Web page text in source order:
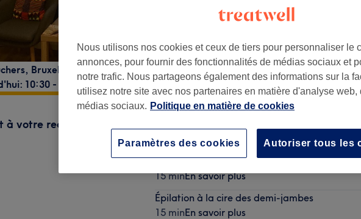
, Bruxelles Belgium, 1000
10:30 - 20:00
votre recherche
15 minEn savoir plus
Épilation à la cire des aisselles
15 minEn savoir plus
Épilation à la cire des demi-jambes
15 minEn savoir plus
Nous utilisons nos cookies et ceux de tiers pour personnaliser le
annonces, pour fournir des fonctionnalités de médias sociaux et
notre trafic. Nous partageons également des informations sur la
utilisez notre site avec nos partenaires en matière d'analyse web,
médias sociaux. Politique en matière de cookies
Autoriser tous les
Paramètres des cookies